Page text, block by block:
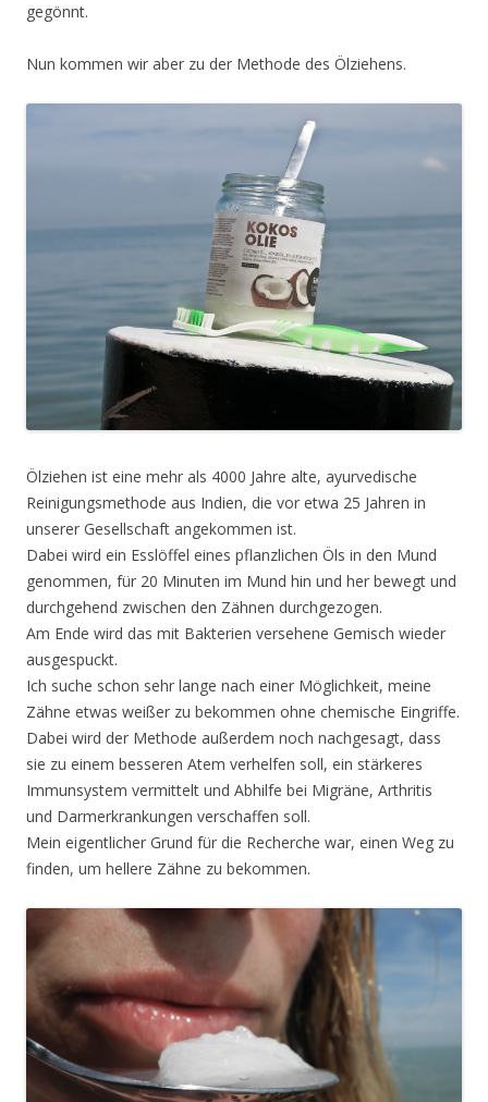
gegönnt.
Nun kommen wir aber zu der Methode des Ölziehens.
Ölziehen ist eine mehr als 4000 Jahre alte, ayurvedische
Reinigungsmethode aus Indien, die vor etwa 25 Jahren in
unserer Gesellschaft angekommen ist.
Dabei wird ein Esslöffel eines pflanzlichen Öls in den Mund
genommen, für 20 Minuten im Mund hin und her bewegt und
durchgehend zwischen den Zähnen durchgezogen.
Am Ende wird das mit Bakterien versehene Gemisch wieder
ausgespuckt.
Ich suche schon sehr lange nach einer Möglichkeit, meine
Zähne etwas weißer zu bekommen ohne chemische Eingriffe.
Dabei wird der Methode außerdem noch nachgesagt, dass
sie zu einem besseren Atem verhelfen soll, ein stärkeres
Immunsystem vermittelt und Abhilfe bei Migräne, Arthritis
und Darmerkrankungen verschaffen soll.
Mein eigentlicher Grund für die Recherche war, einen Weg zu
finden, um hellere Zähne zu bekommen.